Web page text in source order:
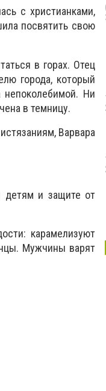
с христианками,
посвятить свою
в горах. Отец
города, который
Ни
в темницу.
Варвара
детям и защите от
карамелизуют
Мужчины варят